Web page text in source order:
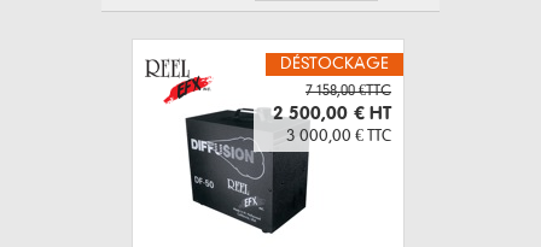
DÉSTOCKAGE
7 158,00 €TTC
2 500,00 € HT
3 000,00 € TTC